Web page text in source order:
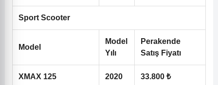
Sport Scooter
Model
Model
Yılı
Perakende
Satış Fiyatı
XMAX 125 2020 33.800 ₺